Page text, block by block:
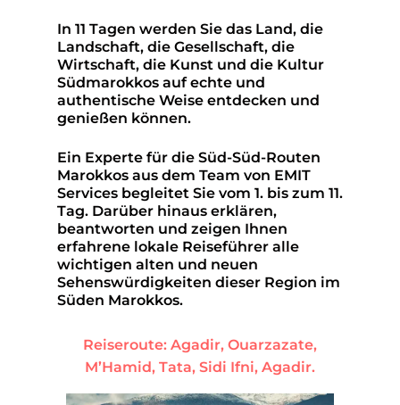
In 11 Tagen werden Sie das Land, die
Landschaft, die Gesellschaft, die
Wirtschaft, die Kunst und die Kultur
Südmarokkos auf echte und
authentische Weise entdecken und
genießen können.
Ein Experte für die Süd-Süd-Routen
Marokkos aus dem Team von EMIT
Services begleitet Sie vom 1. bis zum 11.
Tag. Darüber hinaus erklären,
beantworten und zeigen Ihnen
erfahrene lokale Reiseführer alle
wichtigen alten und neuen
Sehenswürdigkeiten dieser Region im
Süden Marokkos.
Reiseroute: Agadir, Ouarzazate,
M’Hamid, Tata, Sidi Ifni, Agadir.